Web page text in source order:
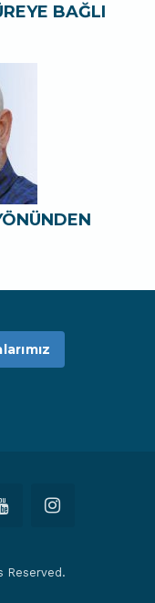
BAĞLI
Reserved.